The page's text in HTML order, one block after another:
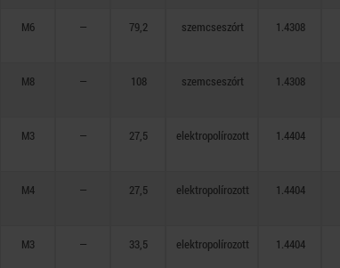
M6 — 79,2 szemcseszórt 1.4308
M8 — 108 szemcseszórt 1.4308
M3 — 27,5 elektropolírozott 1.4404
M4 — 27,5 elektropolírozott 1.4404
M3 — 33,5 elektropolírozott 1.4404